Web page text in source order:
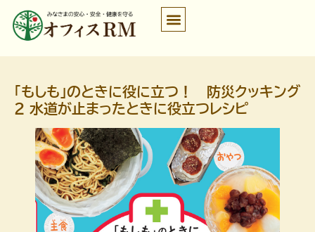
「もしも」のときに役に立つ！ 防災クッキング
２ 水道が止まったときに役立つレシピ